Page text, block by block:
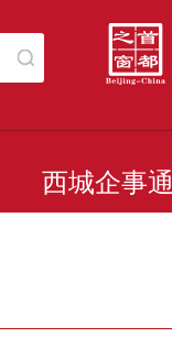
西城企事通